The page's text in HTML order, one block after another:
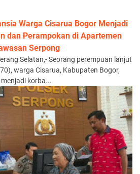
Warga Cisarua Bogor Menjadi
dan Perampokan di Apartemen
Serpong
Selatan,- Seorang perempuan lanjut
warga Cisarua, Kabupaten Bogor,
menjadi korba...